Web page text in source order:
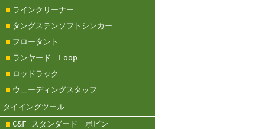
ラインクリーナー
タングステンソフトシンカー
フロータント
ランヤード Loop
ロッドラック
ウェーディングスタッフ
タイイングツール
C&F スタンダード ボビン